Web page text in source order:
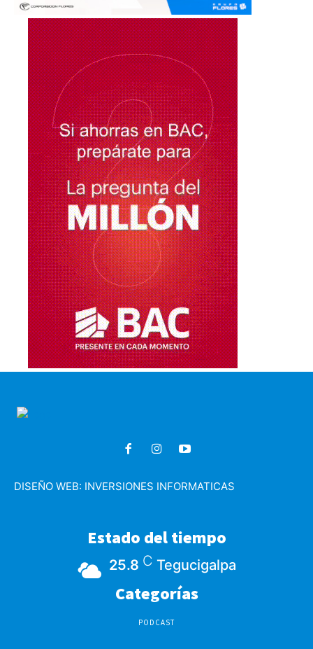
DISEÑO WEB: INVERSIONES INFORMATICAS
Estado del tiempo
25.8 C Tegucigalpa
Categorías
PODCAST